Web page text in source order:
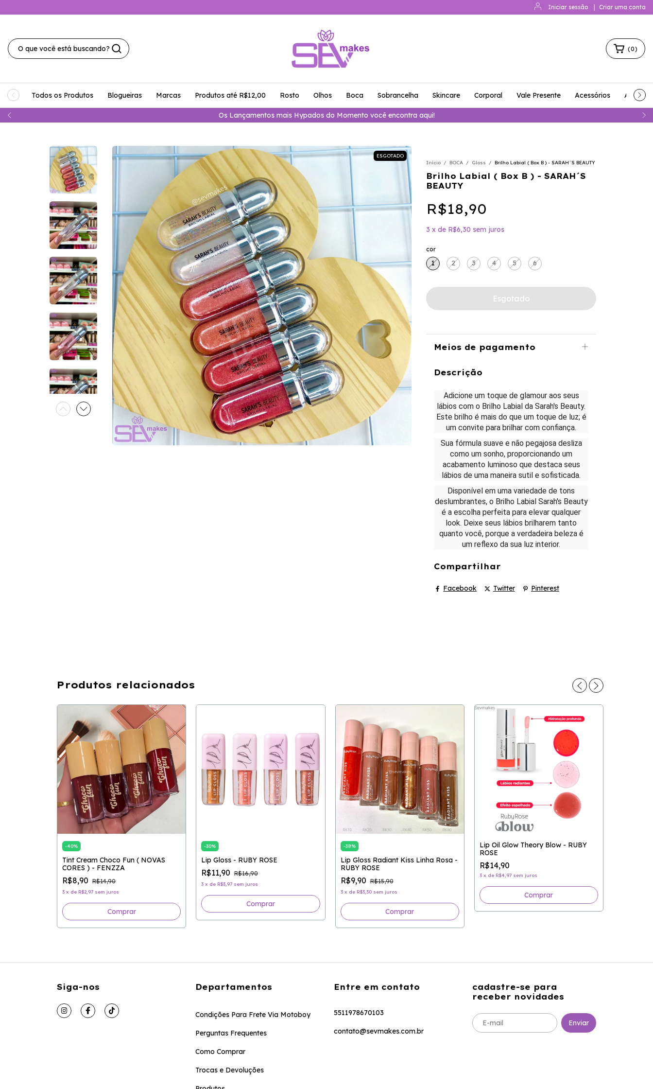
Iniciar sessão Criar uma conta
Os Lançamentos mais Hypados do Momento você encontra aqui!
(0)
Todos os Produtos Blogueiras Marcas Produtos até R$12,00 Rosto Olhos Boca Sobrancelha Skincare Corporal Vale Presente Acessórios
ESGOTADO
Início / BOCA / Gloss / Brilho Labial ( Box B ) - SARAH´S BEAUTY
Brilho Labial ( Box B ) - SARAH´S
BEAUTY
R$18,90
3 x de R$6,30 sem juros
cor
1 2 3 4 5 6
Meios de pagamento
Descrição
Adicione um toque de glamour aos seus
lábios com o Brilho Labial da Sarah's Beauty.
Este brilho é mais do que um toque de luz; é
um convite para brilhar com confiança.
Sua fórmula suave e não pegajosa desliza
como um sonho, proporcionando um
acabamento luminoso que destaca seus
lábios de uma maneira sutil e sofisticada.
Disponível em uma variedade de tons
deslumbrantes, o Brilho Labial Sarah's Beauty
é a escolha perfeita para elevar qualquer
look. Deixe seus lábios brilharem tanto
quanto você, porque a verdadeira beleza é
um reflexo da sua luz interior.
Compartilhar
Facebook Twitter Pinterest
Produtos relacionados
-40%
Tint Cream Choco Fun ( NOVAS
CORES ) - FENZZA
R$8,90 R$14,90
3 x de R$2,97 sem juros
Comprar
-30%
Lip Gloss - RUBY ROSE
R$11,90 R$16,90
3 x de R$3,97 sem juros
Comprar
-38%
Lip Gloss Radiant Kiss Linha Rosa -
RUBY ROSE
R$9,90 R$15,90
3 x de R$3,30 sem juros
Comprar
Lip Oil Glow Theory Blow - RUBY
ROSE
R$14,90
3 x de R$4,97 sem juros
Comprar
Siga-nos Departamentos
Condições Para Frete Via Motoboy
Perguntas Frequentes
Como Comprar
Trocas e Devoluções
Entre em contato
5511978670103
contato@sevmakes.com.br
cadastre-se para
receber novidades